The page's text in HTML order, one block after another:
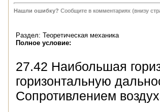
Нашли ошибку? Сообщите в комментариях (внизу
Раздел: Теоретическая механика
Полное условие:
27.42 Наибольшая
горизонтальную
Сопротивлением